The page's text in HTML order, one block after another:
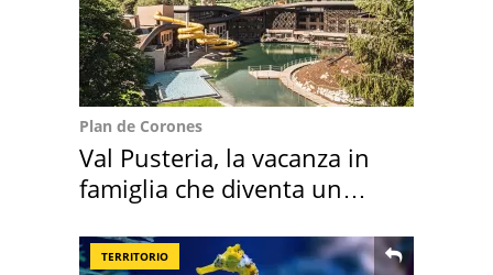
Plan de Corones
Val Pusteria, la vacanza in
famiglia che diventa un
TERRITORIO